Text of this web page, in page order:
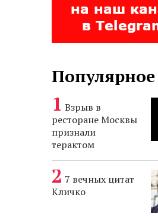
Популярное
Взрыв в
ресторане Москвы
признали
терактом
7 вечных цитат
Кличко